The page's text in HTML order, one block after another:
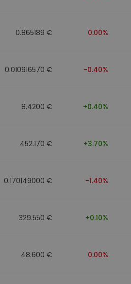
0.865189 € 0.00%
0.010916570 € -0.40%
8.4200 € +0.40%
452.170 € +3.70%
0.170149000 € -1.40%
329.550 € +0.10%
48.600 € 0.00%